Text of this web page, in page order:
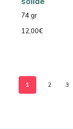
74 gr
12,00€
1 2 3